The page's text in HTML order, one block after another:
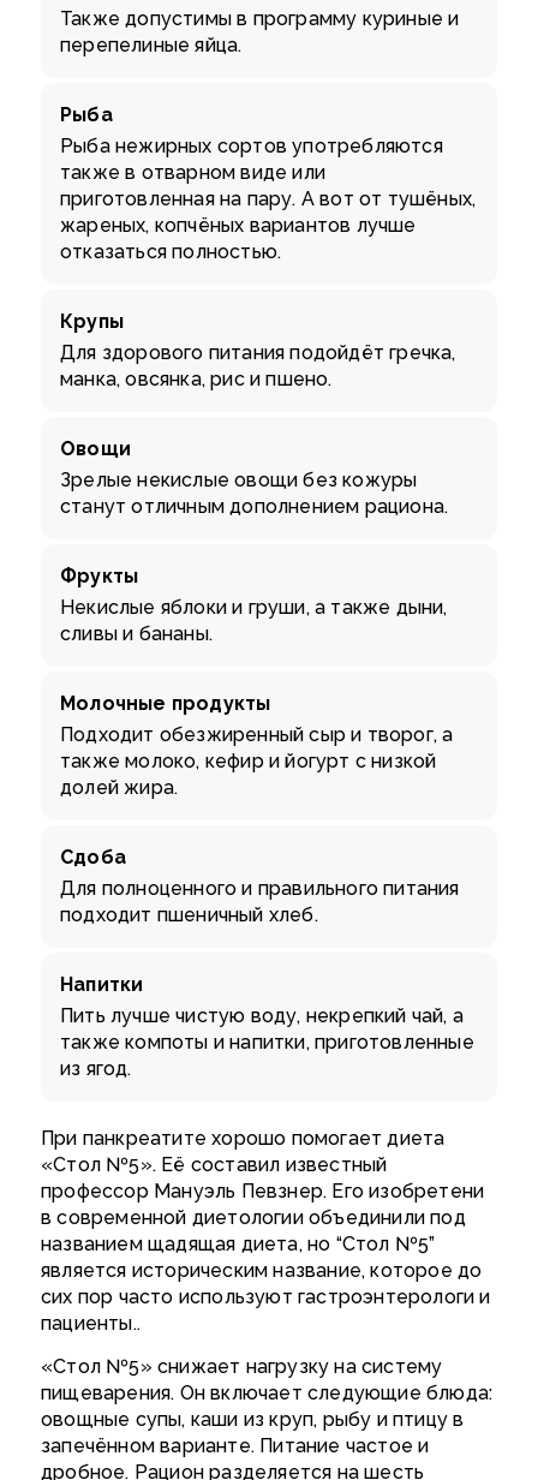
Также допустимы в программу куриные и
перепелиные яйца.
Рыба
Рыба нежирных сортов употребляются
также в отварном виде или
приготовленная на пару. А вот от тушёных,
жареных, копчёных вариантов лучше
отказаться полностью.
Крупы
Для здорового питания подойдёт гречка,
манка, овсянка, рис и пшено.
Овощи
Зрелые некислые овощи без кожуры
станут отличным дополнением рациона.
Фрукты
Некислые яблоки и груши, а также дыни,
сливы и бананы.
Молочные продукты
Подходит обезжиренный сыр и творог, а
также молоко, кефир и йогурт с низкой
долей жира.
Сдоба
Для полноценного и правильного питания
подходит пшеничный хлеб.
Напитки
Пить лучше чистую воду, некрепкий чай, а
также компоты и напитки, приготовленные
из ягод.
При панкреатите хорошо помогает диета
«Стол №5». Её составил известный
профессор Мануэль Певзнер. Его изобретени
в современной диетологии объединили под
названием щадящая диета, но “Стол №5”
является историческим название, которое до
сих пор часто используют гастроэнтерологи и
пациенты..
«Стол №5» снижает нагрузку на систему
пищеварения. Он включает следующие блюда:
овощные супы, каши из круп, рыбу и птицу в
запечённом варианте. Питание частое и
дробное. Рацион разделяется на шесть